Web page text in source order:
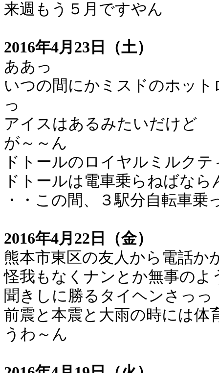
来週もう５月ですやん
2016年4月23日（土）
ああっ
いつの間にかミスドのホッ
っ
アイスはあるみたいだけど
が～～ん
ドトールのロイヤルミルク
ドトールは電車乗らねばな
・・この間、３駅分自転車
2016年4月22日（金）
熊本市東区の友人から電話か
怪我もなくナンとか無事のよ
聞きしに勝るタイヘンさっっ
前震と本震と大雨の時には体
うわ～ん